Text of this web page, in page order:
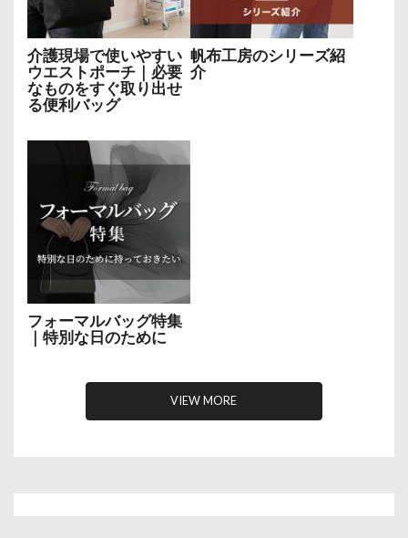
介護現場で使いやすい
ウエストポーチ｜必要
なものをすぐ取り出せ
る便利バッグ
帆布工房のシリーズ紹
介
フォーマルバッグ特集
｜特別な日のために
VIEW MORE